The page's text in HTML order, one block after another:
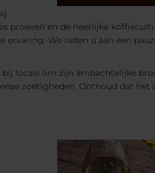
en de heerlijke
We raden u aan een
locals om zijn ambachtelijke
zoetigheden. Onthoud dat het